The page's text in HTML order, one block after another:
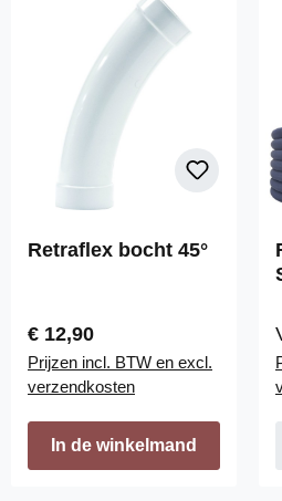
Retraflex bocht 45°
Normale prijs:
€ 12,90
Prijzen incl. BTW en excl.
verzendkosten
In de winkelmand